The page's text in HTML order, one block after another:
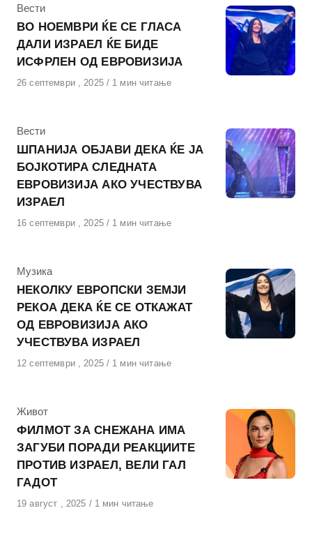
КАтегорија
Вести
ВО НОЕМВРИ ЌЕ СЕ ГЛАСА
ДАЛИ ИЗРАЕЛ ЌЕ БИДЕ
ИСФРЛЕН ОД ЕВРОВИЗИЈА
Објавено
26 септември , 2025 1 мин читање
КАтегорија
Вести
ШПАНИЈА ОБЈАВИ ДЕКА ЌЕ ЈА
БОЈКОТИРА СЛЕДНАТА
ЕВРОВИЗИЈА АКО УЧЕСТВУВА
ИЗРАЕЛ
Објавено
16 септември , 2025 1 мин читање
КАтегорија
Музика
НЕКОЛКУ ЕВРОПСКИ ЗЕМЈИ
РЕКОА ДЕКА ЌЕ СЕ ОТКАЖАТ
ОД ЕВРОВИЗИЈА АКО
УЧЕСТВУВА ИЗРАЕЛ
Објавено
12 септември , 2025 1 мин читање
КАтегорија
Живот
ФИЛМОТ ЗА СНЕЖАНА ИМА
ЗАГУБИ ПОРАДИ РЕАКЦИИТЕ
ПРОТИВ ИЗРАЕЛ, ВЕЛИ ГАЛ
ГАДОТ
Објавено
19 август , 2025 1 мин читање